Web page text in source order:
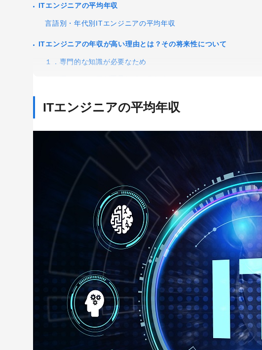
キーワードから記事を検索
SaaS Webデザイン
ITエンジニアの平均年収
言語別・年代別ITエンジニアの平均年収
ITエンジニアの年収が高い理由とは？その将来性について
１．専門的な知識が必要なため
４．能力によって大きく給与が変わる
ITエンジニアとして年収を上げる方法
職種を変える(上流工程を学ぶ)
転職する
ITエンジニアになるためには
プログラミングスクールで学ぶ
DMM WEBCAMP COMMIT／PRO
RUNTEQ（ランテック）
tech boost
独学で学ぶ
１.初心者に最もおすすめの「Progate」
２.3分動画で学べる定番の「ドットインストール」
３.アプリ制作も学べる実践型学習サイト「CODEPREP」
転職活動をおこなう
ITエンジニアの平均年収